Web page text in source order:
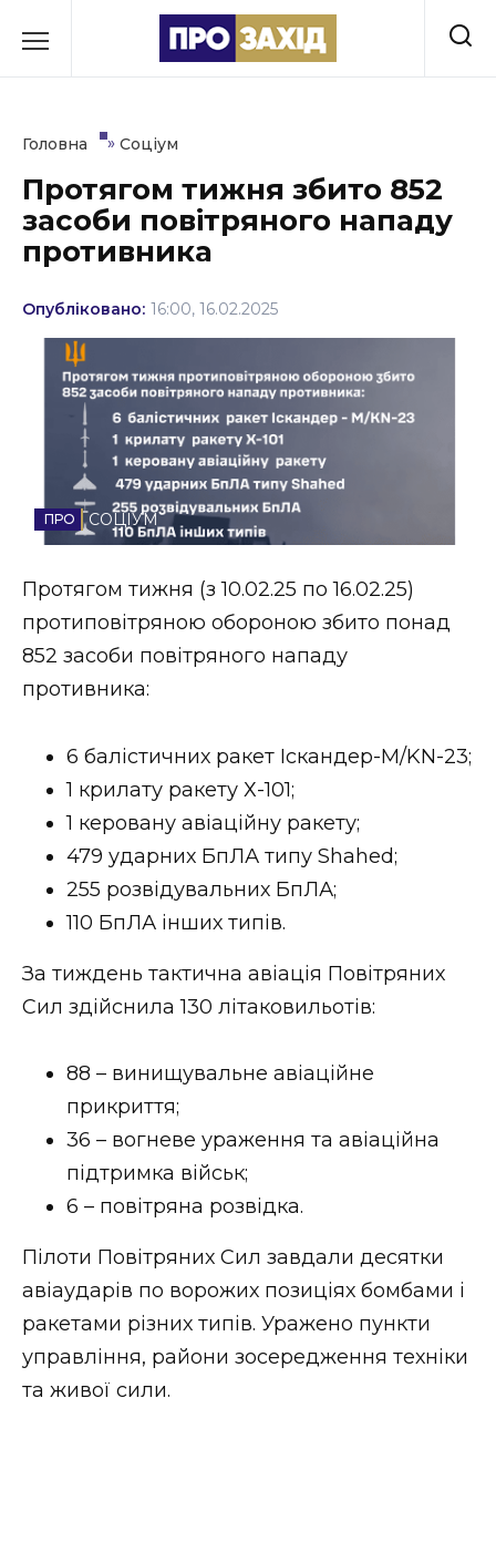
до
Культура
Освіта
Події
Політика
Соціум
Спорт
Стиль життя
Втрачений Ужгород (відеоверсія)
НОВИНИ ЗАХІДНОЇ УКРАЇНИ
ФОТО
ВІДЕО
Головна » Соціум
Протягом тижня збито 852
засоби повітряного нападу
противника
Опубліковано: 16:00, 16.02.2025
СОЦІУМ
Протягом тижня (з 10.02.25 по 16.02.25)
протиповітряною обороною збито понад
852 засоби повітряного нападу
противника:
6 балістичних ракет Іскандер-М/KN-23;
1 крилату ракету Х-101;
1 керовану авіаційну ракету;
479 ударних БпЛА типу Shahed;
255 розвідувальних БпЛА;
110 БпЛА інших типів.
За тиждень тактична авіація Повітряних
Сил здійснила 130 літаковильотів:
88 – винищувальне авіаційне
прикриття;
36 – вогневе ураження та авіаційна
підтримка військ;
6 – повітряна розвідка.
Пілоти Повітряних Сил завдали десятки
авіаударів по ворожих позиціях бомбами і
ракетами різних типів. Уражено пункти
управління, райони зосередження техніки
та живої сили.